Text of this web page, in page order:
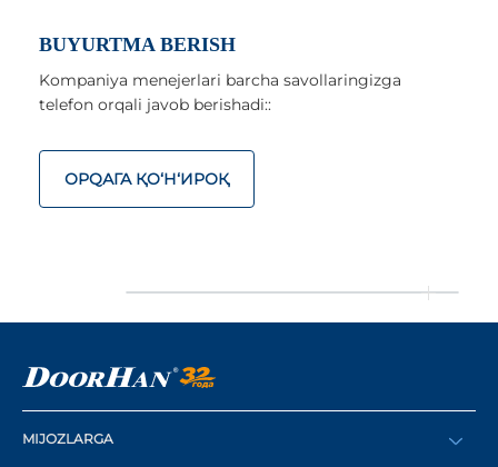
BUYURTMA BERISH
Kompaniya menejerlari barcha savollaringizga
telefon orqali javob berishadi::
ОРQАГА ҚO‘Н‘ИРОҚ
MIJOZLARGA